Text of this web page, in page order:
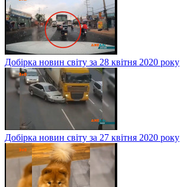
Добірка новин світу за 28 квітня 2020 року
Добірка новин світу за 27 квітня 2020 року